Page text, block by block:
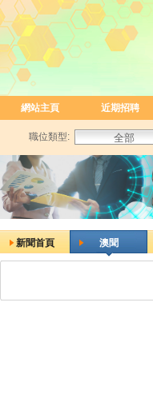
網站主頁 近期招聘
職位類型:
新聞首頁 澳聞